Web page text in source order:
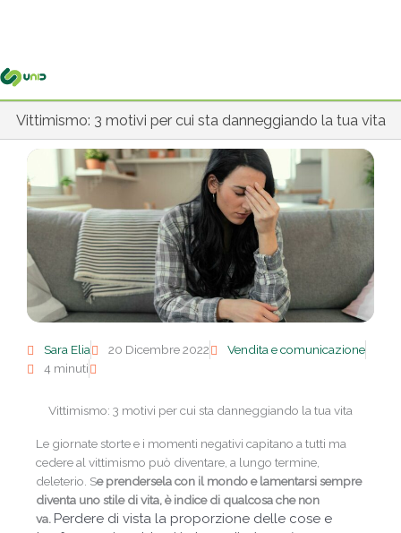
Vittimismo: 3 motivi per cui sta danneggiando la tua vita
Sara Elia 20 Dicembre 2022
Vendita e comunicazione
4 minuti
Vittimismo: 3 motivi per cui sta danneggiando la tua vita
Le giornate storte e i momenti negativi capitano a tutti ma
cedere al vittimismo può diventare, a lungo termine,
deleterio. Se prendersela con il mondo e lamentarsi sempre
diventa uno stile di vita, è indice di qualcosa che non
va. Perdere di vista la proporzione delle cose e